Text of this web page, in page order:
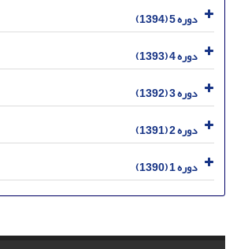
دوره 5 (1394)
دوره 4 (1393)
دوره 3 (1392)
دوره 2 (1391)
دوره 1 (1390)